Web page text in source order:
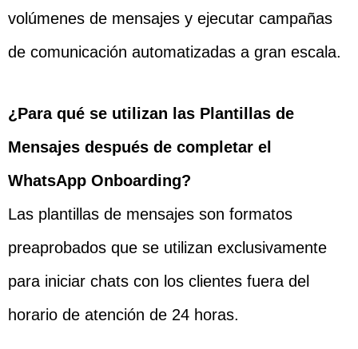
volúmenes de mensajes y ejecutar campañas
de comunicación automatizadas a gran escala.
¿Para qué se utilizan las Plantillas de
Mensajes después de completar el
WhatsApp Onboarding?
Las plantillas de mensajes son formatos
preaprobados que se utilizan exclusivamente
para iniciar chats con los clientes fuera del
horario de atención de 24 horas.